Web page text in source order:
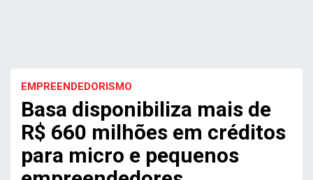
EMPREENDEDORISMO
Basa disponibiliza mais de
R$ 660 milhões em créditos
para micro e pequenos